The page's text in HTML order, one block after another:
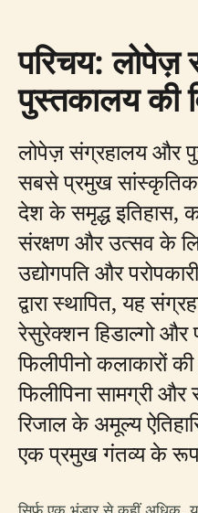
परिचय:
पुस्तकालय की
लोपेज़ संग्रहालय और
सबसे प्रमुख
देश के समृद्ध इतिहास,
संरक्षण और उत्सव के
उद्योगपति और
द्वारा स्थापित, यह
रेसुरेक्शन हिडाल्गो और
फिलीपीनो कलाकारों
फिलीपिना सामग्री और
रिजाल के अमूल्य
एक प्रमुख गंतव्य के